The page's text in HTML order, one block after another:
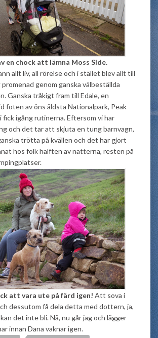
en chock att lämna Moss Side.
allt liv, all rörelse och i stället blev allt till
promenad genom ganska välbeställda
Ganska tråkigt fram till Edale, en
foten av öns äldsta Nationalpark, Peak
fick igång rutinerna. Eftersom vi har
och det tar att skjuta en tung barnvagn,
trötta på kvällen och det har gjort
hos folk hälften av nätterna, resten på
att vara ute på färd igen! Att sova i
dessutom få dela detta med dottern, ja,
det inte bli. Nä, nu går jag och lägger
innan Dana vaknar igen.